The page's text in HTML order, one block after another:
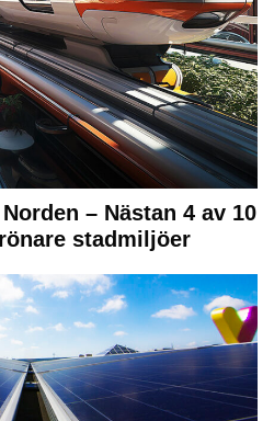
– Nästan 4 av 10
stadmiljöer